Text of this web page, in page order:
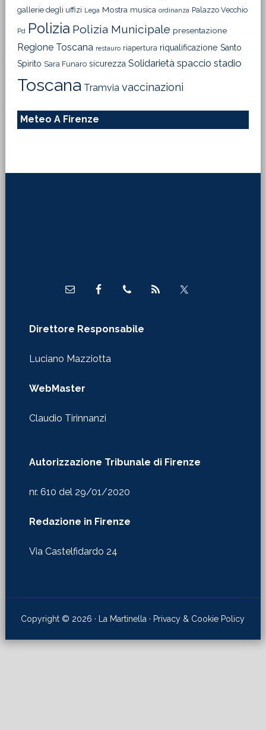
gallerie degli uffizi Lega Mostra musica ordinanza Palazzo Vecchio
Pd Polizia Polizia Municipale presentazione
Regione Toscana restauro riapertura riqualificazione Santo
Spirito Sara Funaro sicurezza Solidarietà spaccio stadio
Toscana Tramvia vaccinazioni
Meteo A Firenze
Direttore Responsabile
Luciano Mazziotta
WebMaster
Claudio Tirinnanzi
Autorizzazione Tribunale di Firenze
nr. 610 del 29/01/2020
Redazione in Firenze
Via Castelfidardo 24
Copyright © 2026 · La Martinella · Privacy & Cookie Policy